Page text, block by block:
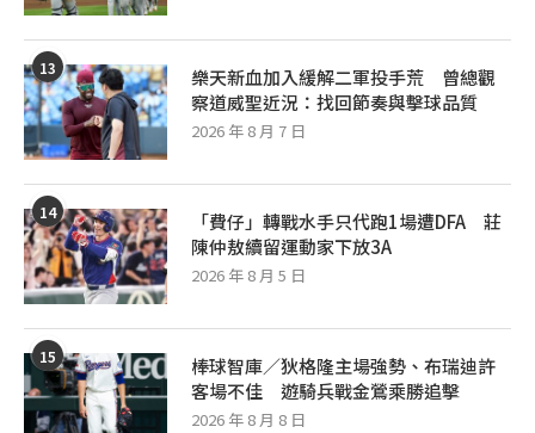
13
樂天新血加入緩解二軍投手荒 曾總觀
察道威聖近況：找回節奏與擊球品質
2026 年 8 月 7 日
14
「費仔」轉戰水手只代跑1場遭DFA 莊
陳仲敖續留運動家下放3A
2026 年 8 月 5 日
15
棒球智庫／狄格隆主場強勢、布瑞迪許
客場不佳 遊騎兵戰金鶯乘勝追擊
2026 年 8 月 8 日